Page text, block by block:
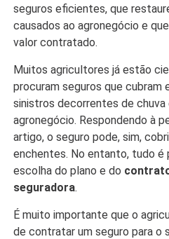
seguros eficientes, que
causados ao agronegócio e
valor contratado.
Muitos agricultores já estão
procuram seguros que cubram
sinistros decorrentes de chuva
agronegócio. Respondendo à
artigo, o seguro pode, sim,
enchentes. No entanto, tudo é
escolha do plano e do
seguradora.
É muito importante que o
de contratar um seguro para o